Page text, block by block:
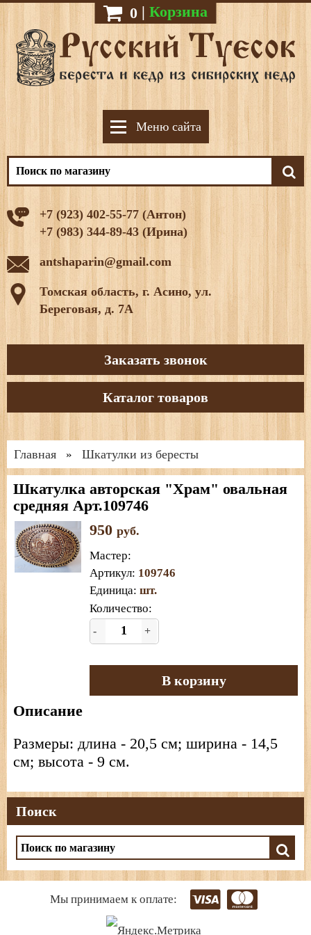
0 | Корзина
Меню сайта
+7 (923) 402-55-77 (Антон)
+7 (983) 344-89-43 (Ирина)
antshaparin@gmail.com
Томская область, г. Асино, ул.
Береговая, д. 7А
Заказать звонок
Каталог товаров
Главная » Шкатулки из бересты
Шкатулка авторская "Храм" овальная
средняя Арт.109746
950 руб.
Мастер:
Артикул: 109746
Единица: шт.
Количество:
- +
В корзину
Описание
Размеры: длина - 20,5 см; ширина - 14,5
см; высота - 9 см.
Поиск
Мы принимаем к оплате: